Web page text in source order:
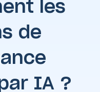
les
de
IA ?